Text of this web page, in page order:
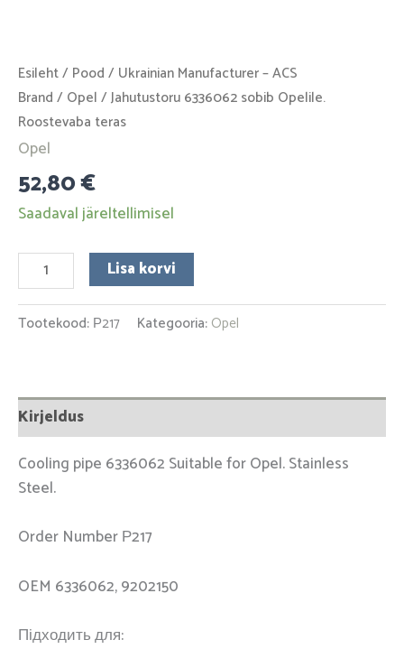
Esileht/ Pood / Ukrainian Manufacturer – ACS
Brand / Opel / Jahutustoru 6336062 sobib Opelile.
Roostevaba teras
Opel
52,80€
Saadaval järeltellimisel
Lisa korvi
Tootekood: Р217 Kategooria: Opel
Kirjeldus
Cooling pipe 6336062 Suitable for Opel. Stainless
Steel.
Order Number Р217
OEM 6336062, 9202150
Підходить для: